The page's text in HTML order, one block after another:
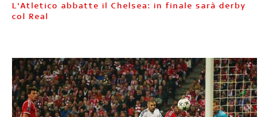
L'Atletico abbatte il Chelsea: in finale sarà derby
col Real